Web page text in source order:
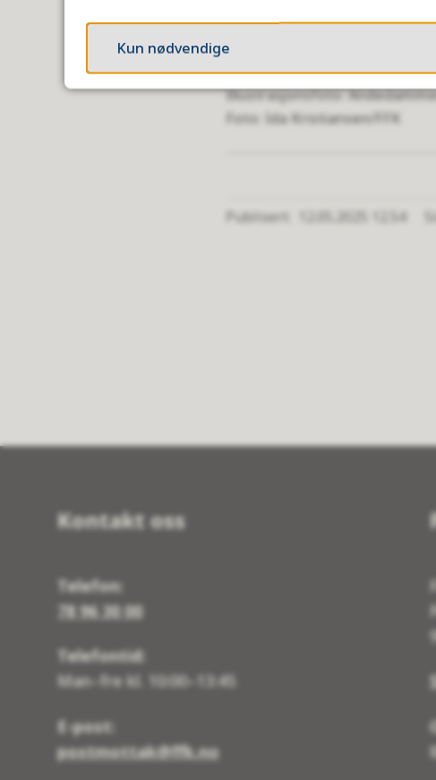
Illustrasjonsfoto:
Ida Kristiansen/FFK
Publisert 12.05.2025 12.54
Kontakt oss
Telefon:
78 96 30 00
Telefontid:
Man–fre kl. 10:00–13:45
E-post:
postmottak@ffk.no
Kun nødvendige